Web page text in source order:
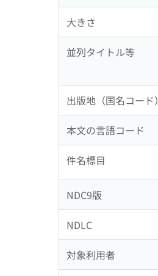
大きさ
並列タイトル等
出版地（国名コード）
本文の言語コード
件名標目
NDC9版
NDLC
対象利用者